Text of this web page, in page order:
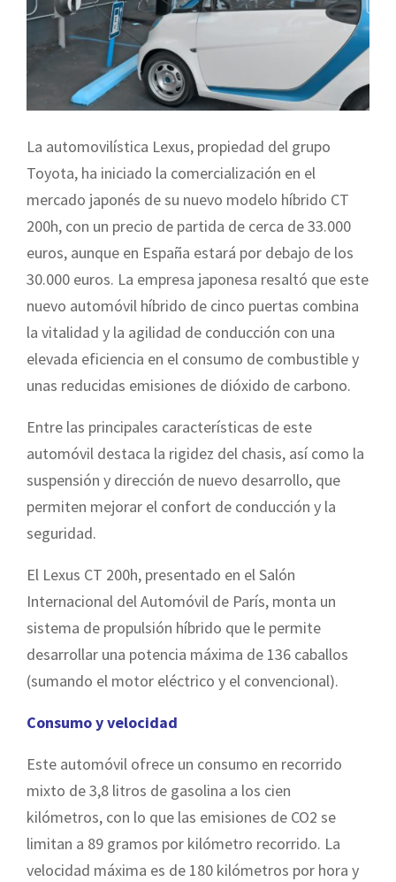
La automovilística Lexus, propiedad del grupo
Toyota, ha iniciado la comercialización en el
mercado japonés de su nuevo modelo híbrido CT
200h, con un precio de partida de cerca de 33.000
euros, aunque en España estará por debajo de los
30.000 euros. La empresa japonesa resaltó que este
nuevo automóvil híbrido de cinco puertas combina
la vitalidad y la agilidad de conducción con una
elevada eficiencia en el consumo de combustible y
unas reducidas emisiones de dióxido de carbono.
Entre las principales características de este
automóvil destaca la rigidez del chasis, así como la
suspensión y dirección de nuevo desarrollo, que
permiten mejorar el confort de conducción y la
seguridad.
El Lexus CT 200h, presentado en el Salón
Internacional del Automóvil de París, monta un
sistema de propulsión híbrido que le permite
desarrollar una potencia máxima de 136 caballos
(sumando el motor eléctrico y el convencional).
Consumo y velocidad
Este automóvil ofrece un consumo en recorrido
mixto de 3,8 litros de gasolina a los cien
kilómetros, con lo que las emisiones de CO2 se
limitan a 89 gramos por kilómetro recorrido. La
velocidad máxima es de 180 kilómetros por hora y